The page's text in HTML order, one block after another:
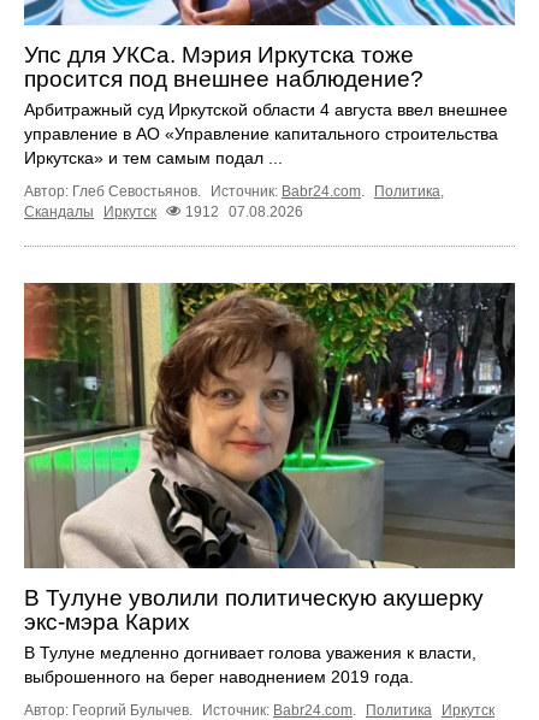
Упс для УКСа. Мэрия Иркутска тоже
просится под внешнее наблюдение?
Арбитражный суд Иркутской области 4 августа ввел внешнее
управление в АО «Управление капитального строительства
Иркутска» и тем самым подал ...
Автор: Глеб Севостьянов. Источник: Babr24.com. Политика,
Скандалы
Иркутск 1912 07.08.2026
В Тулуне уволили политическую акушерку
экс-мэра Карих
В Тулуне медленно догнивает голова уважения к власти,
выброшенного на берег наводнением 2019 года.
Автор: Георгий Булычев. Источник: Babr24.com Политика
Иркутск